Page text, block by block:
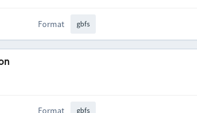
Format gbfs
Format gbfs